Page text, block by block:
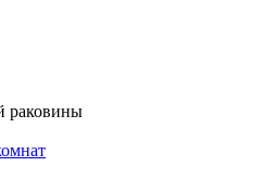
раковины